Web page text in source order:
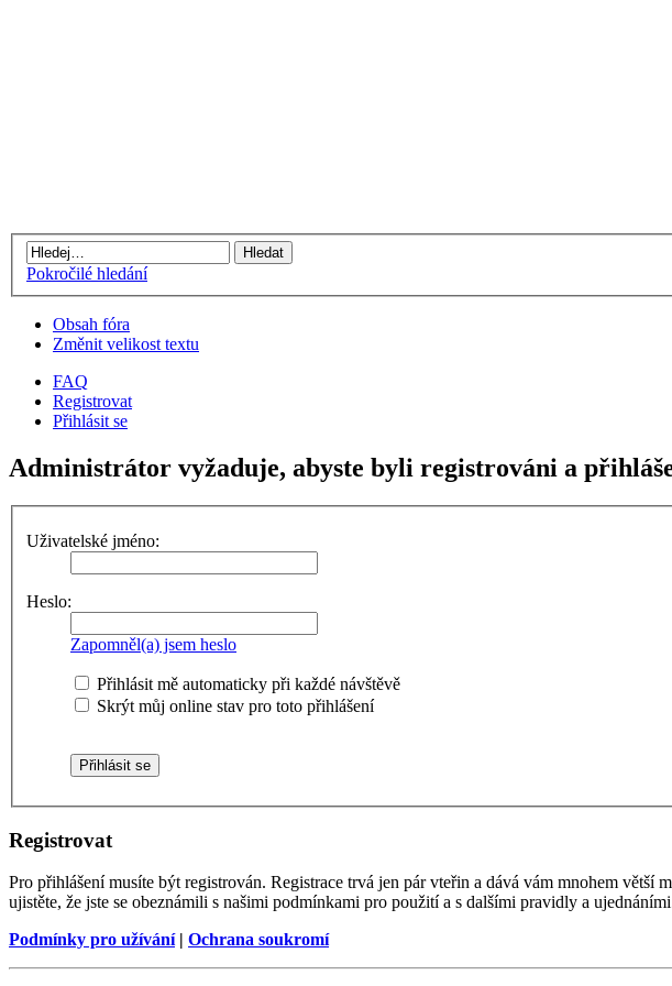
Pokročilé hledání
Obsah fóra
Změnit velikost textu
FAQ
Registrovat
Přihlásit se
Administrátor vyžaduje, abyste byli registrováni a
Uživatelské jméno:
Heslo:
Zapomněl(a) jsem heslo
Přihlásit mě automaticky při každé návštěvě
Skrýt můj online stav pro toto přihlášení
Registrovat
Pro přihlášení musíte být registrován. Registrace trvá jen pár vteřin a dává vám mnohem
ujistěte, že jste se obeznámili s našimi podmínkami pro použití a s dalšími pravidly a
Podmínky pro užívání| Ochrana soukromí